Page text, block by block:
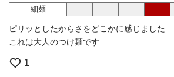
細麺
ピリッとしたからさをどこかに感じました
これは大人のつけ麺です
1